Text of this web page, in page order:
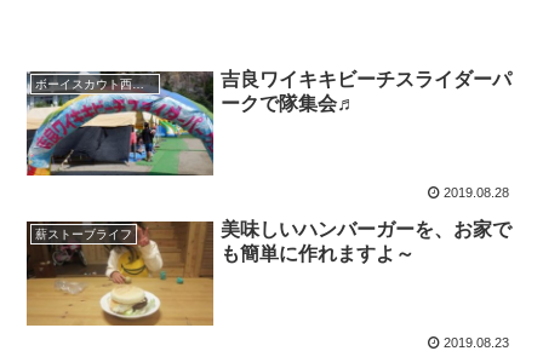
ボーイスカウト西尾第2団
吉良ワイキキビーチスライダーパ
ークで隊集会♬
2019.08.28
薪ストーブライフ
美味しいハンバーガーを、お家で
も簡単に作れますよ～
2019.08.23